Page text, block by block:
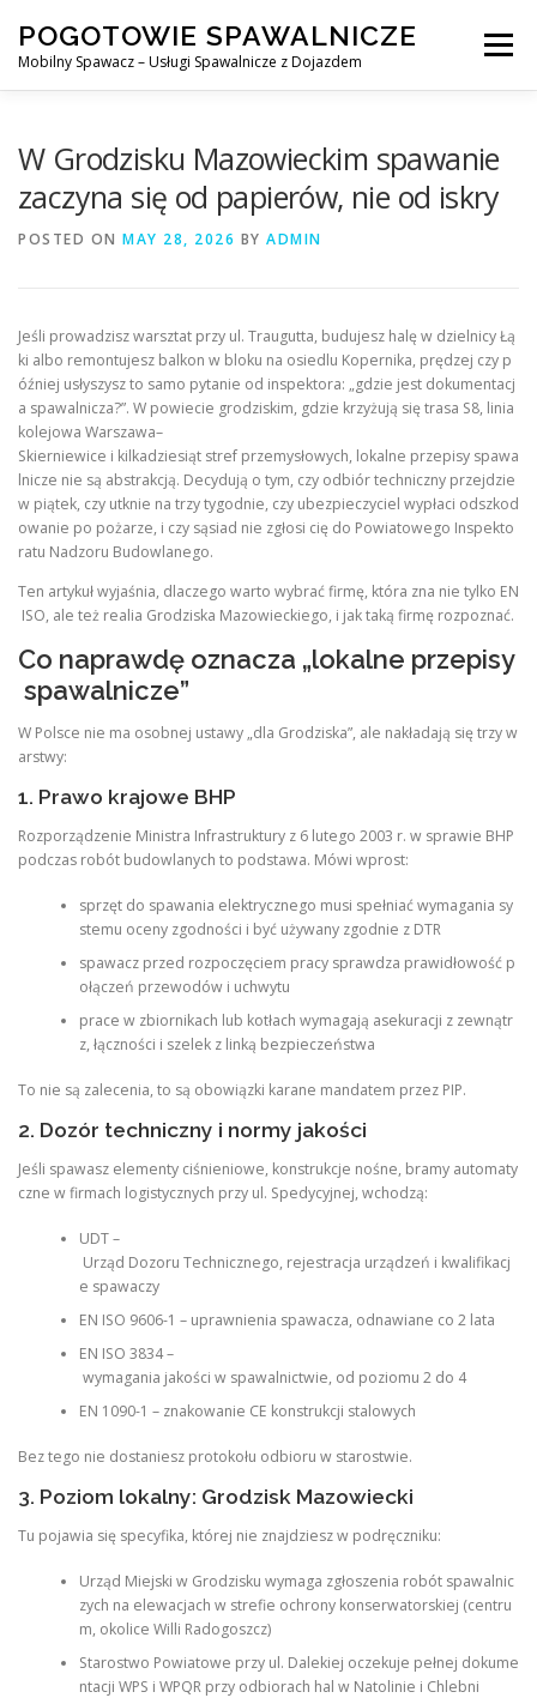
content
POGOTOWIE SPAWALNICZE
Mobilny Spawacz – Usługi Spawalnicze z Dojazdem
Menu
W Grodzisku Mazowieckim spawanie
zaczyna się od papierów, nie od iskry
POSTED ON MAY 28, 2026 BY ADMIN
Jeśli prowadzisz warsztat przy ul. Traugutta, budujesz halę w dzielnicy Łą
ki albo remontujesz balkon w bloku na osiedlu Kopernika, prędzej czy p
óźniej usłyszysz to samo pytanie od inspektora: „gdzie jest dokumentacj
a spawalnicza?”. W powiecie grodziskim, gdzie krzyżują się trasa S8, linia
kolejowa Warszawa–
Skierniewice i kilkadziesiąt stref przemysłowych, lokalne przepisy spawa
lnicze nie są abstrakcją. Decydują o tym, czy odbiór techniczny przejdzie
w piątek, czy utknie na trzy tygodnie, czy ubezpieczyciel wypłaci odszkod
owanie po pożarze, i czy sąsiad nie zgłosi cię do Powiatowego Inspekto
ratu Nadzoru Budowlanego.
Ten artykuł wyjaśnia, dlaczego warto wybrać firmę, która zna nie tylko EN
ISO, ale też realia Grodziska Mazowieckiego, i jak taką firmę rozpoznać.
Co naprawdę oznacza „lokalne przepisy
spawalnicze”
W Polsce nie ma osobnej ustawy „dla Grodziska”, ale nakładają się trzy w
arstwy:
1. Prawo krajowe BHP
Rozporządzenie Ministra Infrastruktury z 6 lutego 2003 r. w sprawie BHP
podczas robót budowlanych to podstawa. Mówi wprost:
sprzęt do spawania elektrycznego musi spełniać wymagania sy
stemu oceny zgodności i być używany zgodnie z DTR
spawacz przed rozpoczęciem pracy sprawdza prawidłowość p
ołączeń przewodów i uchwytu
prace w zbiornikach lub kotłach wymagają asekuracji z zewnątr
z, łączności i szelek z linką bezpieczeństwa
To nie są zalecenia, to są obowiązki karane mandatem przez PIP.
2. Dozór techniczny i normy jakości
Jeśli spawasz elementy ciśnieniowe, konstrukcje nośne, bramy automaty
czne w firmach logistycznych przy ul. Spedycyjnej, wchodzą:
UDT –
Urząd Dozoru Technicznego, rejestracja urządzeń i kwalifikacj
e spawaczy
EN ISO 9606-1 – uprawnienia spawacza, odnawiane co 2 lata
EN ISO 3834 –
wymagania jakości w spawalnictwie, od poziomu 2 do 4
EN 1090-1 – znakowanie CE konstrukcji stalowych
Bez tego nie dostaniesz protokołu odbioru w starostwie.
3. Poziom lokalny: Grodzisk Mazowiecki
Tu pojawia się specyfika, której nie znajdziesz w podręczniku:
Urząd Miejski w Grodzisku wymaga zgłoszenia robót spawalnic
zych na elewacjach w strefie ochrony konserwatorskiej (centru
m, okolice Willi Radogoszcz)
Starostwo Powiatowe przy ul. Dalekiej oczekuje pełnej dokume
ntacji WPS i WPQR przy odbiorach hal w Natolinie i Chlebni